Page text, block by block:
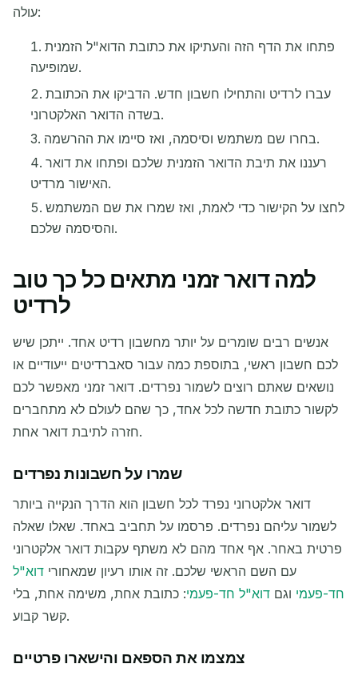
עולה:
פתחו את הדף הזה והעתיקו את כתובת הדוא"ל הזמנית
שמופיעה.
עברו לרדיט והתחילו חשבון חדש. הדביקו את הכתובת
בשדה הדואר האלקטרוני.
בחרו שם משתמש וסיסמה, ואז סיימו את ההרשמה.
רעננו את תיבת הדואר הזמנית שלכם ופתחו את דואר
האישור מרדיט.
לחצו על הקישור כדי לאמת, ואז שמרו את שם המשתמש
והסיסמה שלכם.
למה דואר זמני מתאים כל כך טוב
לרדיט
אנשים רבים שומרים על יותר מחשבון רדיט אחד. ייתכן שיש
לכם חשבון ראשי, בתוספת כמה עבור סאברדיטים ייעודיים או
נושאים שאתם רוצים לשמור נפרדים. דואר זמני מאפשר לכם
לקשור כתובת חדשה לכל אחד, כך שהם לעולם לא מתחברים
חזרה לתיבת דואר אחת.
שמרו על חשבונות נפרדים
דואר אלקטרוני נפרד לכל חשבון הוא הדרך הנקייה ביותר
לשמור עליהם נפרדים. פרסמו על תחביב באחד. שאלו שאלה
פרטית באחר. אף אחד מהם לא משתף עקבות דואר אלקטרוני
עם השם הראשי שלכם. זה אותו רעיון שמאחורי דוא"ל
חד-פעמי וגם דוא"ל חד-פעמי: כתובת אחת, משימה אחת, בלי
קשר קבוע.
צמצמו את הספאם והישארו פרטיים